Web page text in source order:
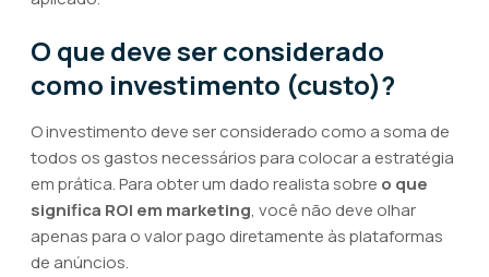
O que deve ser considerado
como investimento (custo)?
O investimento deve ser considerado como a soma de
todos os gastos necessários para colocar a estratégia
em prática. Para obter um dado realista sobre o que
significa ROI em marketing, você não deve olhar
apenas para o valor pago diretamente às plataformas
de anúncios.